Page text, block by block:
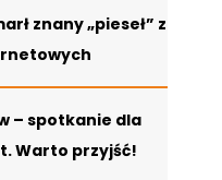
znany „pieseł” z
– spotkanie dla
Warto przyjść!